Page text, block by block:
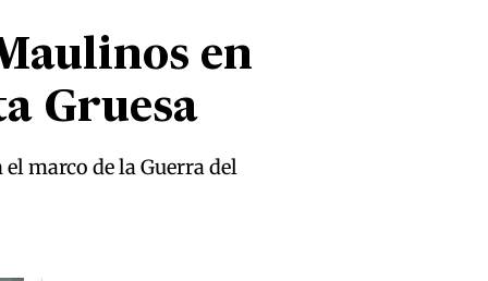
en
Gruesa
marco de la Guerra del